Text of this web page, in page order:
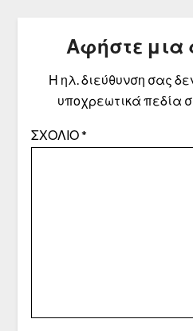
Αφήστε μια
Η ηλ. διεύθυνση σας
υποχρεωτικά πεδία
ΣΧΌΛΙΟ*